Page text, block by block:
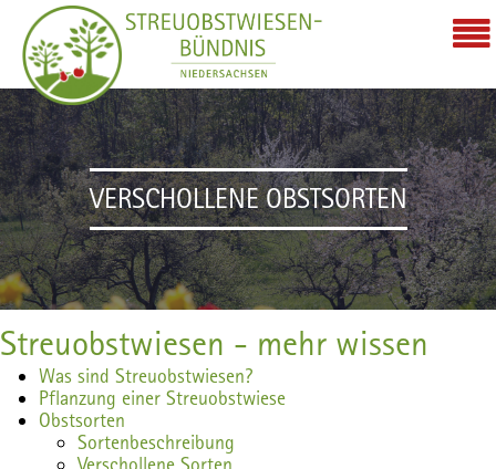
VERSCHOLLENE OBSTSORTEN
Streuobstwiesen - mehr wissen
Was sind Streuobstwiesen?
Pflanzung einer Streuobstwiese
Obstsorten
Sortenbeschreibung
Verschollene Sorten